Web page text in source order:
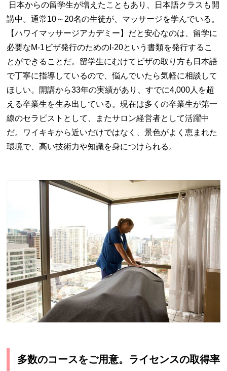
日本からの留学生が増えたこともあり、日本語クラスも開
講中。通常10～20名の生徒が、マッサージを学んでいる。
【ハワイマッサージアカデミー】だと安心なのは、留学に
必要なM-1ビザ発行のための I-20という書類を発行するこ
とができることだ。留学生にむけてビザの取り方も日本語
で丁寧に指導しているので、悩んでいたら気軽に相談して
ほしい。開講から33年の実績があり、すでに4,000人を超
える卒業生を生み出している。現在は多くの卒業生が第一
線のセラピストとして、またサロン経営者として活躍中
だ。ワイキキから近いだけではなく、景色がよく恵まれた
環境で、高い技術力や知識を身につけられる。
多数のコースをご用意。ライセンスの取得率